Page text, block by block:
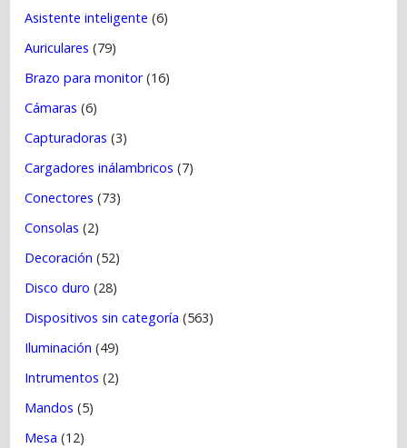
Asistente inteligente (6)
Auriculares (79)
Brazo para monitor(16)
Cámaras (6)
Capturadoras (3)
Cargadores inálambricos (7)
Conectores (73)
Consolas (2)
Decoración (52)
Disco duro (28)
Dispositivos sin categoría (563)
Iluminación (49)
Intrumentos (2)
Mandos (5)
Mesa (12)